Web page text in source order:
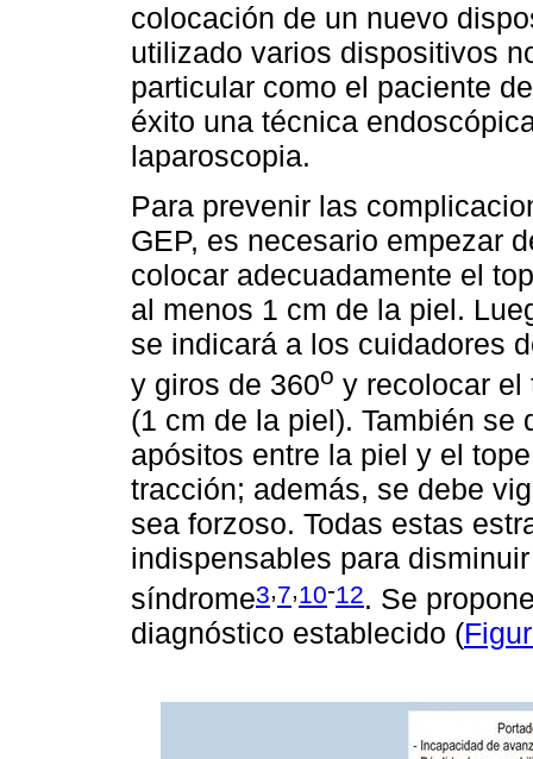
colocación de un nuevo
utilizado varios dispositivos
particular como el paciente
éxito una técnica
laparoscopia.
Para prevenir las
GEP, es necesario empezar
colocar adecuadamente el
al menos 1 cm de la piel.
se indicará a los cuidadores
y giros de 360o y recolocar el
(1 cm de la piel). También
apósitos entre la piel y el
tracción; además, se debe
sea forzoso. Todas estas
indispensables para
síndrome3,7,10-12. Se
diagnóstico establecido (